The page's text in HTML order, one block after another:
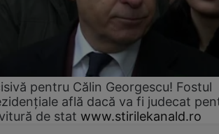
pentru Călin Georgescu! Fostul
află dacă va fi judecat
de stat www.stirilekanald.ro